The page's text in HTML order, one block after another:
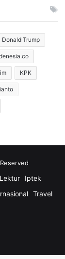
Donald Trump
KPK
Lektur
Iptek
Travel